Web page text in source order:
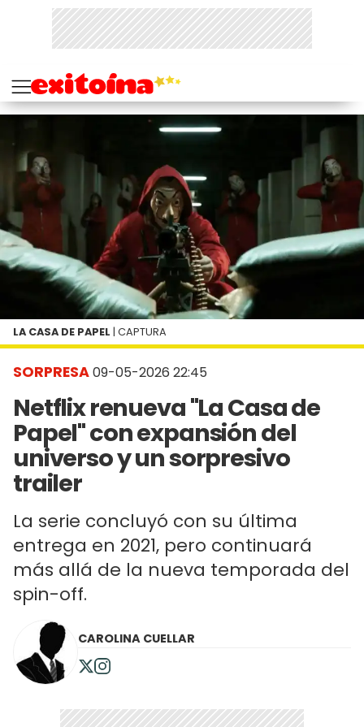
SORPRESA09-05-2026 22:45
Netflix renueva "La Casa de
Papel" con expansión del
universo y un sorpresivo
trailer
La serie concluyó con su última
entrega en 2021, pero continuará
más allá de la nueva temporada del
spin-off.
LA CASA DE PAPEL | CAPTURA
CAROLINA CUELLAR